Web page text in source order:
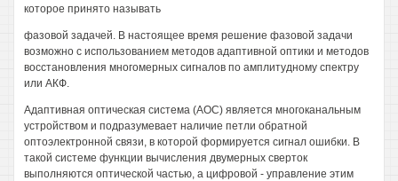
которое принято называть
фазовой задачей. В настоящее время решение фазовой задачи
возможно с использованием методов адаптивной оптики и методов
восстановления многомерных сигналов по амплитудному спектру
или АКФ.
Адаптивная оптическая система (АОС) является многоканальным
устройством и подразумевает наличие петли обратной
оптоэлектронной связи, в которой формируется сигнал ошибки. В
такой системе функции вычисления двумерных сверток
выполняются оптической частью, а цифровой - управление этим